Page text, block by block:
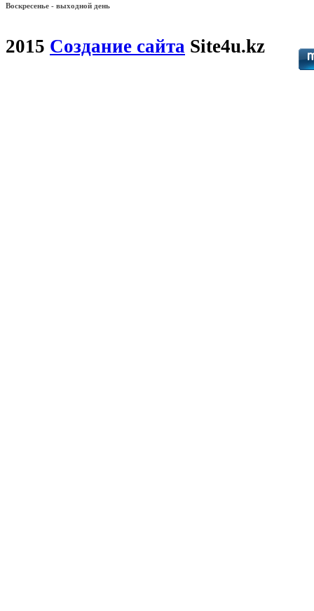
Воскресенье - выходной день
2015 Создание сайта Site4u.kz